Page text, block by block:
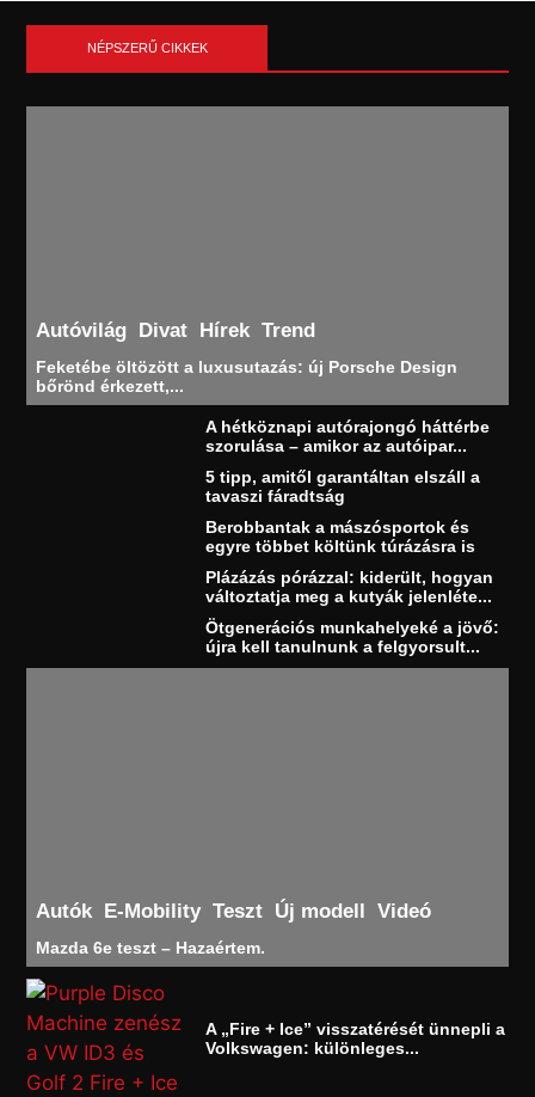
NÉPSZERŰ CIKKEK
Autóvilág Divat Hírek Trend
Feketébe öltözött a luxusutazás: új Porsche Design
bőrönd érkezett,...
A hétköznapi autórajongó háttérbe
szorulása – amikor az autóipar...
5 tipp, amitől garantáltan elszáll a
tavaszi fáradtság
Berobbantak a mászósportok és
egyre többet költünk túrázásra is
Plázázás pórázzal: kiderült, hogyan
változtatja meg a kutyák jelenléte...
Ötgenerációs munkahelyeké a jövő:
újra kell tanulnunk a felgyorsult...
Autók E-Mobility Teszt Új modell Videó
Mazda 6e teszt – Hazaértem.
A „Fire + Ice” visszatérését ünnepli a
Volkswagen: különleges...